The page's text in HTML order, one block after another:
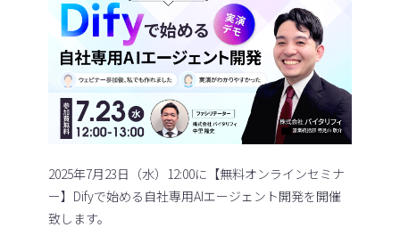
2025年7月23日（水）12:00に【無料オンラインセミナ
ー】Difyで始める自社専用AIエージェント開発を開催
致します。